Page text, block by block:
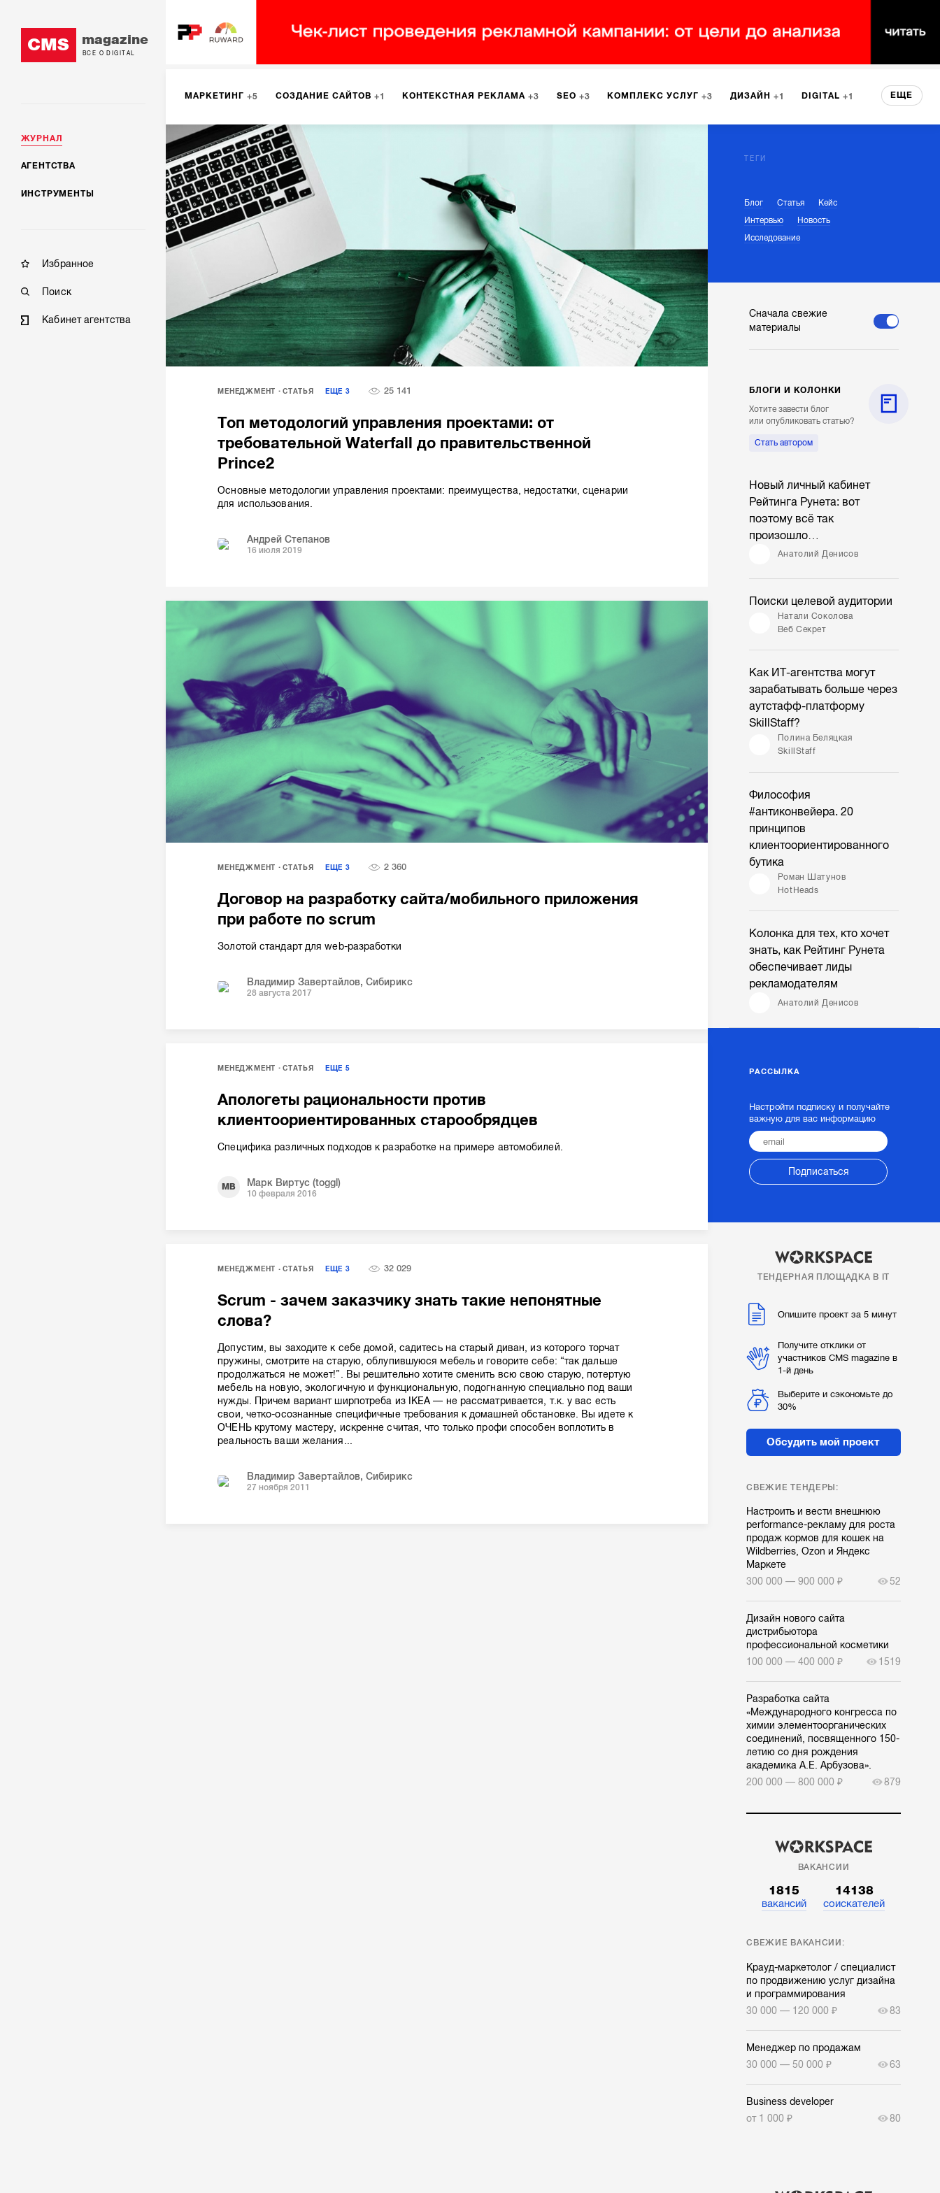
CMS magazine
ВСЕ О DIGITAL
ЖУРНАЛ
АГЕНТСТВА
ИНСТРУМЕНТЫ
Избранное
Поиск
Кабинет агентства
МАРКЕТИНГ 5 СОЗДАНИЕ САЙТОВ 1 КОНТЕКСТНАЯ РЕКЛАМА 3 SEO 3 КОМПЛЕКС УСЛУГ 3 ДИЗАЙН 1 DIGITAL 1
SMM 2 ИНТЕРНЕТ-МАРКЕТИНГ
МОБИЛЬНАЯ РАЗРАБОТКА ЮЗАБИЛИТИ ИНТРАНЕТ МОНИТОРИНГ
ЕЩЕ
МЕНЕДЖМЕНТ СТАТЬЯ ЕЩЕ 3 25 141
Топ методологий управления проектами: от
требовательной Waterfall до правительственной
Prince2
Основные методологии управления проектами: преимущества, недостатки, сценарии
для использования.
Андрей Степанов
16 июля 2019
МЕНЕДЖМЕНТ СТАТЬЯ ЕЩЕ 3 2 360
Договор на разработку сайта/мобильного приложения
при работе по scrum
Золотой стандарт для web-разработки
Владимир Завертайлов, Сибирикс
28 августа 2017
МЕНЕДЖМЕНТ СТАТЬЯ ЕЩЕ 5
Апологеты рациональности против
клиентоориентированных старообрядцев
Специфика различных подходов к разработке на примере автомобилей.
МВ Марк Виртус (toggl)
10 февраля 2016
МЕНЕДЖМЕНТ СТАТЬЯ ЕЩЕ 3 32 029
Scrum - зачем заказчику знать такие непонятные
слова?
Допустим, вы заходите к себе домой, садитесь на старый диван, из которого торчат
пружины, смотрите на старую, облупившуюся мебель и говорите себе: “так дальше
продолжаться не может!”. Вы решительно хотите сменить всю свою старую, потертую
мебель на новую, экологичную и функциональную, подогнанную специально под ваши
нужды. Причем вариант ширпотреба из IKEA — не рассматривается, т.к. у вас есть
свои, четко-осознанные специфичные требования к домашней обстановке. Вы идете к
ОЧЕНЬ крутому мастеру, искренне считая, что только профи способен воплотить в
реальность ваши желания...
Владимир Завертайлов, Сибирикс
27 ноября 2011
ТЕГИ
Блог Статья
Кейс
Интервью
Новость
Исследование
Сначала свежие
материалы
БЛОГИ И КОЛОНКИ
Хотите завести блог
или опубликовать статью?
Стать автором
Новый личный кабинет
Рейтинга Рунета: вот
поэтому всё так
произошло…
Анатолий Денисов
Поиски целевой аудитории
Натали Соколова
Веб Секрет
Как ИТ-агентства могут
зарабатывать больше через
аутстафф-платформу
SkillStaff?
Полина Беляцкая
SkillStaff
Философия
#антиконвейера. 20
принципов
клиентоориентированного
бутика
Роман Шатунов
HotHeads
Колонка для тех, кто хочет
знать, как Рейтинг Рунета
обеспечивает лиды
рекламодателям
Анатолий Денисов
РАССЫЛКА
Настройти подписку и получайте
важную для вас информацию
Подписаться
ТЕНДЕРНАЯ ПЛОЩАДКА В IT
Опишите проект за 5 минут
Получите отклики от
участников CMS magazine в
1-й день
Выберите и сэкономьте до
30%
Обсудить мой проект
СВЕЖИЕ ТЕНДЕРЫ:
Настроить и вести внешнюю
performance-рекламу для роста
продаж кормов для кошек на
Wildberries, Ozon и Яндекс
Маркете
300 000 — 900 000 ₽
52
Дизайн нового сайта
дистрибьютора
профессиональной косметики
100 000 — 400 000 ₽
1519
Разработка сайта
«Международного конгресса по
химии элементоорганических
соединений, посвященного 150-
летию со дня рождения
академика А.Е. Арбузова».
200 000 — 800 000 ₽
879
ВАКАНСИИ
1815
вакансий
14138
соискателей
СВЕЖИЕ ВАКАНСИИ:
Крауд-маркетолог / специалист
по продвижению услуг дизайна
и программирования
30 000 — 120 000 ₽
83
Менеджер по продажам
30 000 — 50 000 ₽
63
Business developer
от 1 000 ₽
80